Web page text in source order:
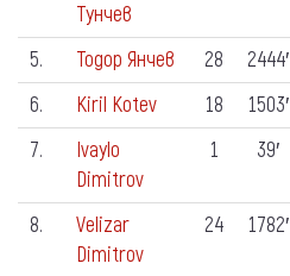
Тунчев
5. Тодор Янчев 28 2444′
6.
Kiril Kotev 18 1503′
7.
Ivaylo
Dimitrov
1 39′
8.
Velizar
Dimitrov
24 1782′